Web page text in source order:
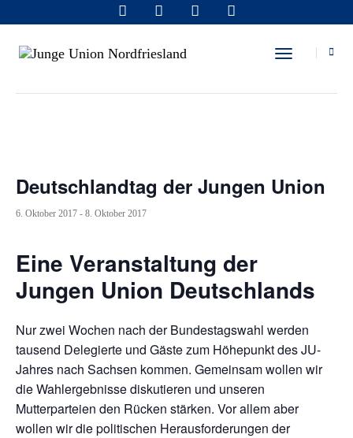
Toggle
Deutschlandtag der Jungen Union
6. Oktober 2017 - 8. Oktober 2017
Eine Veranstaltung der
Jungen Union Deutschlands
Nur zwei Wochen nach der Bundestagswahl werden
tausend Delegierte und Gäste zum Höhepunkt des JU-
Jahres nach Sachsen kommen. Gemeinsam wollen wir
die Wahlergebnisse diskutieren und unseren
Mutterparteien den Rücken stärken. Vor allem aber
wollen wir die politischen Herausforderungen der